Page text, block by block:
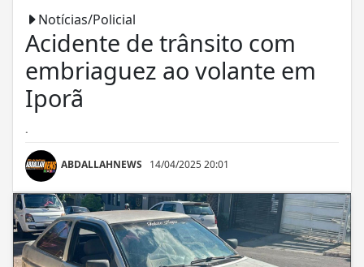
Notícias/Policial
Acidente de trânsito com
embriaguez ao volante em
Iporã
.
ABDALLAHNEWS 14/04/2025 20:01